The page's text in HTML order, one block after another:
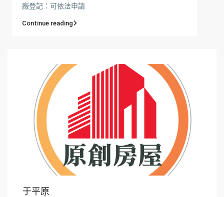
廠登記：可依法申請
Continue reading
于平原